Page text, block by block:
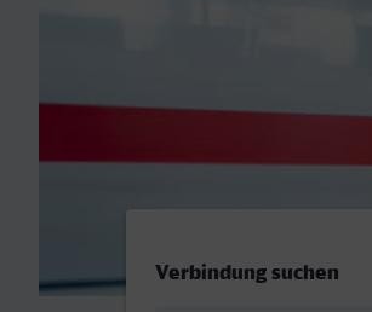
Verbindung suchen